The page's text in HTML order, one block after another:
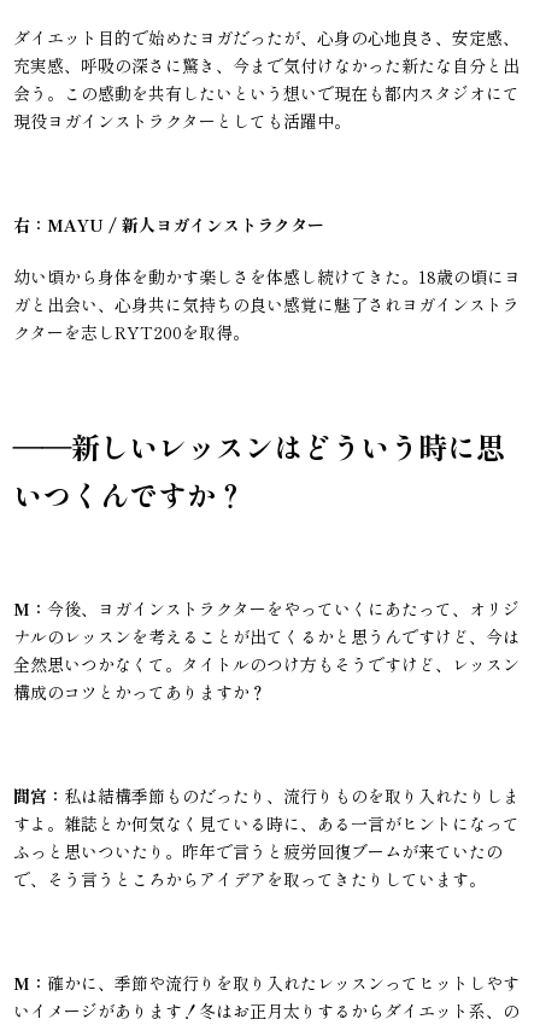
ダイエット目的で始めたヨガだったが、心身の心地良さ、安定感、
充実感、呼吸の深さに驚き、今まで気付けなかった新たな自分と出
会う。この感動を共有したいという想いで現在も都内スタジオにて
現役ヨガインストラクターとしても活躍中。
右：MAYU / 新人ヨガインストラクター
幼い頃から身体を動かす楽しさを体感し続けてきた。18歳の頃にヨ
ガと出会い、心身共に気持ちの良い感覚に魅了されヨガインストラ
クターを志しRYT200を取得。
――新しいレッスンはどういう時に思
いつくんですか？
M： 今後、ヨガインストラクターをやっていくにあたって、オリジ
ナルのレッスンを考えることが出てくるかと思うんですけど、今は
全然思いつかなくて。タイトルのつけ方もそうですけど、レッスン
構成のコツとかってありますか？
間宮： 私は結構季節ものだったり、流行りものを取り入れたりしま
すよ。雑誌とか何気なく見ている時に、ある一言がヒントになって
ふっと思いついたり。昨年で言うと疲労回復ブームが来ていたの
で、そう言うところからアイデアを取ってきたりしています。
M： 確かに、季節や流行りを取り入れたレッスンってヒットしやす
いイメージがあります！冬はお正月太りするからダイエット系、の